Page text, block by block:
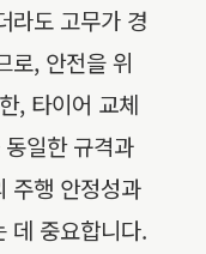
라도 고무가 경
로, 안전을 위
, 타이어 교체
일한 규격과
주행 안정성과
데 중요합니다.